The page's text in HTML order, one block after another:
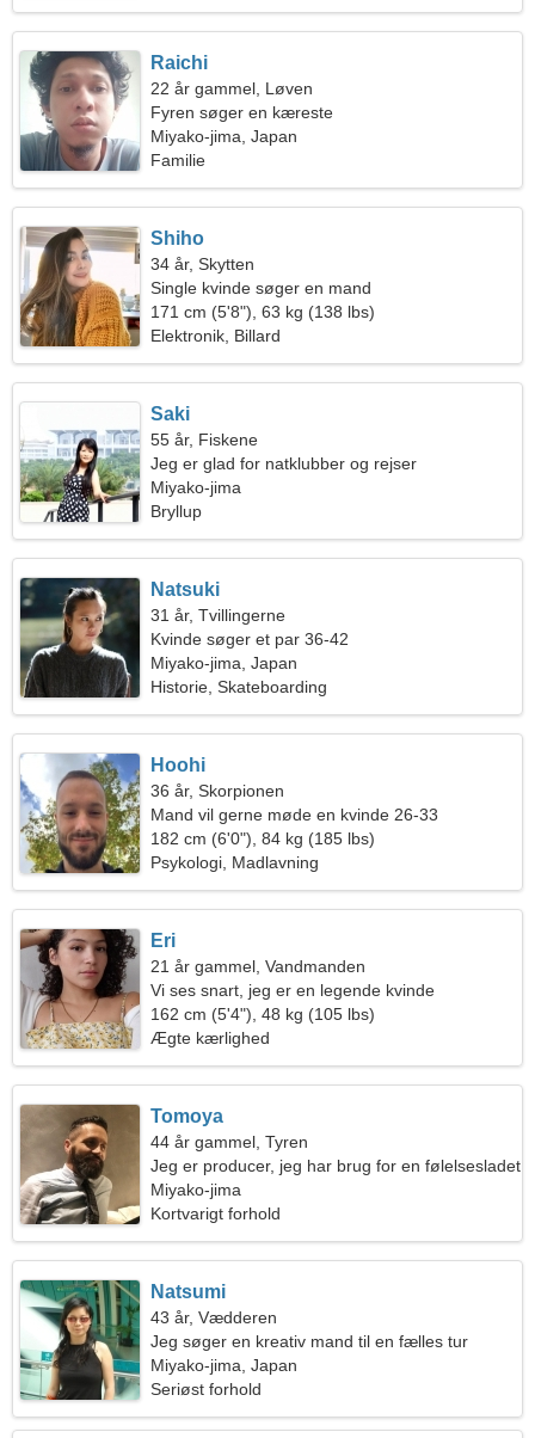
Raichi
22 år gammel, Løven
Fyren søger en kæreste
Miyako-jima, Japan
Familie
Shiho
34 år, Skytten
Single kvinde søger en mand
171 cm (5'8"), 63 kg (138 lbs)
Elektronik, Billard
Saki
55 år, Fiskene
Jeg er glad for natklubber og rejser
Miyako-jima
Bryllup
Natsuki
31 år, Tvillingerne
Kvinde søger et par 36-42
Miyako-jima, Japan
Historie, Skateboarding
Hoohi
36 år, Skorpionen
Mand vil gerne møde en kvinde 26-33
182 cm (6'0"), 84 kg (185 lbs)
Psykologi, Madlavning
Eri
21 år gammel, Vandmanden
Vi ses snart, jeg er en legende kvinde
162 cm (5'4"), 48 kg (105 lbs)
Ægte kærlighed
Tomoya
44 år gammel, Tyren
Jeg er producer, jeg har brug for en følelsesladet
kvinde
Miyako-jima
Kortvarigt forhold
Natsumi
43 år, Vædderen
Jeg søger en kreativ mand til en fælles tur
Miyako-jima, Japan
Seriøst forhold